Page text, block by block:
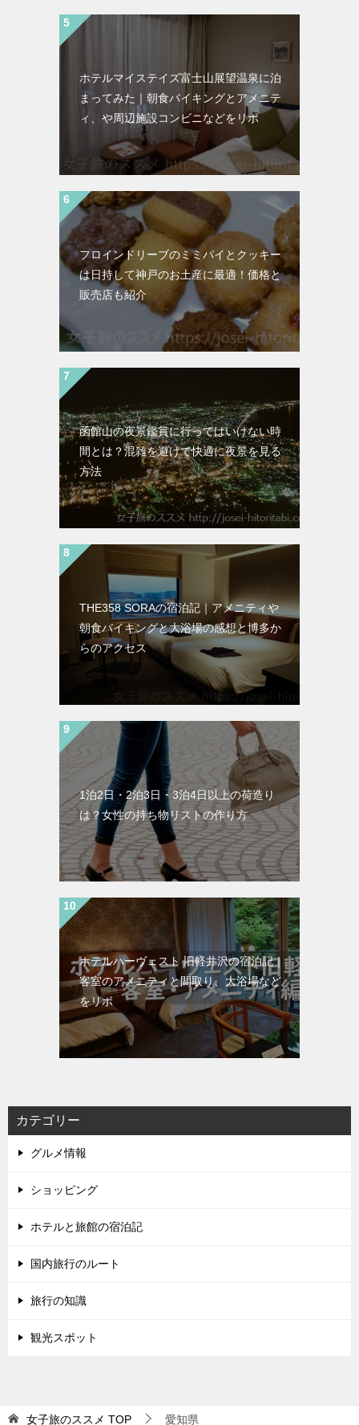
ホテルマイステイズ富士山展望温泉に泊
まってみた｜朝食バイキングとアメニテ
ィ、や周辺施設コンビニなどをリポ
フロインドリーブのミミパイとクッキー
は日持して神戸のお土産に最適！価格と
販売店も紹介
函館山の夜景鑑賞に行ってはいけない時
間とは？混雑を避けて快適に夜景を見る
方法
THE358 SORAの宿泊記｜アメニティや
朝食バイキングと大浴場の感想と博多か
らのアクセス
1泊2日・2泊3日・3泊4日以上の荷造り
は？女性の持ち物リストの作り方
ホテルハーヴェスト 旧軽井沢の宿泊記｜
客室のアメニティと間取り、大浴場など
をリポ
カテゴリー
グルメ情報
ショッピング
ホテルと旅館の宿泊記
国内旅行のルート
旅行の知識
観光スポット
女子旅のススメ TOP 愛知県